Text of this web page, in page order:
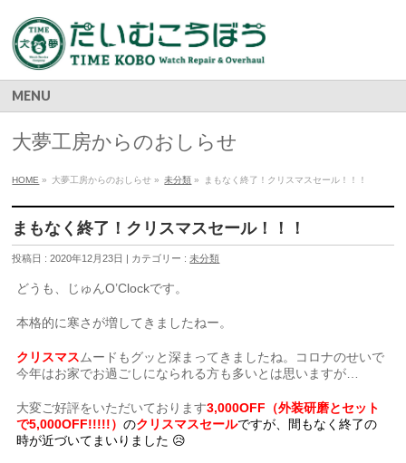
MENU
大夢工房からのおしらせ
HOME » 大夢工房からのおしらせ » 未分類 » まもなく終了！クリスマスセール！！！
まもなく終了！クリスマスセール！！！
投稿日 : 2020年12月23日 | カテゴリー :未分類
どうも、じゅんO’Clockです。
本格的に寒さが増してきましたねー。
クリスマス ムードもグッと深まってきましたね。コロナのせいで
今年はお家でお過ごしになられる方も多いとは思いますが…
大変ご好評をいただいております3,000OFF（外装研磨とセット
で5,000OFF!!!!!）のクリスマスセールですが、間もなく終了の
時が近づいてまいりました 😥